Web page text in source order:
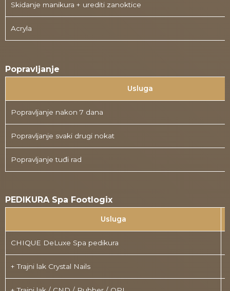
Skidanje manikura + urediti zanoktice
Acryla
Popravljanje
Usluga
Popravljanje nakon 7 dana
Popravljanje svaki drugi nokat
Popravljanje tuđi rad
PEDIKURA Spa Footlogix
Usluga
CHIQUE DeLuxe Spa pedikura
+ Trajni lak Crystal Nails